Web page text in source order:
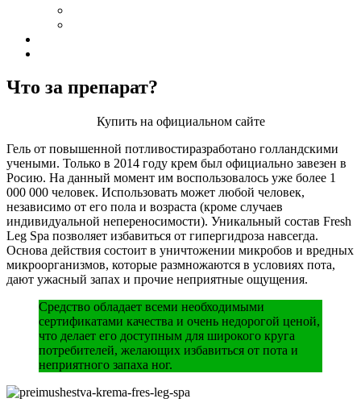
Что за препарат?
Купить на официальном сайте
Гель от повышенной потливостиразработано голландскими
учеными. Только в 2014 году крем был официально завезен в
Росию. На данный момент им воспользовалось уже более 1
000 000 человек. Использовать может любой человек,
независимо от его пола и возраста (кроме случаев
индивидуальной непереносимости). Уникальный состав Fresh
Leg Spa позволяет избавиться от гипергидроза навсегда.
Основа действия состоит в уничтожении микробов и вредных
микроорганизмов, которые размножаются в условиях пота,
дают ужасный запах и прочие неприятные ощущения.
Средство обладает всеми необходимыми
сертификатами качества и очень недорогой ценой,
что делает его доступным для широкого круга
потребителей, желающих избавиться от пота и
неприятного запаха ног.